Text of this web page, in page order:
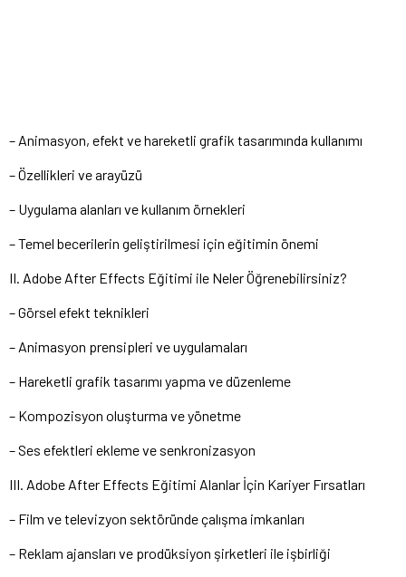
– Animasyon, efekt ve hareketli grafik tasarımında kullanımı
– Özellikleri ve arayüzü
– Uygulama alanları ve kullanım örnekleri
– Temel becerilerin geliştirilmesi için eğitimin önemi
II. Adobe After Effects Eğitimi ile Neler Öğrenebilirsiniz?
– Görsel efekt teknikleri
– Animasyon prensipleri ve uygulamaları
– Hareketli grafik tasarımı yapma ve düzenleme
– Kompozisyon oluşturma ve yönetme
– Ses efektleri ekleme ve senkronizasyon
III. Adobe After Effects Eğitimi Alanlar İçin Kariyer Fırsatları
– Film ve televizyon sektöründe çalışma imkanları
– Reklam ajansları ve prodüksiyon şirketleri ile işbirliği